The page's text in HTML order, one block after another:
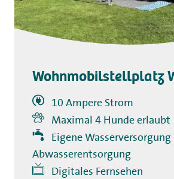
Wohnmobilstellplatz
10 Ampere Strom
Maximal 4 Hunde erlaubt
Eigene Wasserversorgung
Abwasserentsorgung
Digitales Fernsehen